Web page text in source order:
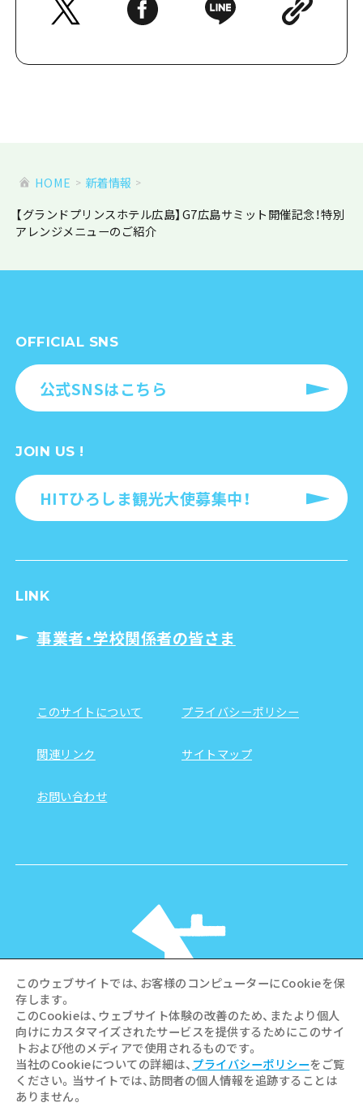
HOME
新着情報
【グランドプリンスホテル広島】G7広島サミット開催記念！特別
アレンジメニューのご紹介
OFFICIAL SNS
公式SNSはこちら
JOIN US !
HITひろしま観光大使募集中！
LINK
事業者・学校関係者の皆さま
このサイトについて プライバシーポリシー
関連リンク サイトマップ
お問い合わせ
©Hiroshima Tourism Association /
Hiroshima Prefecture / Hiroshima City .
All rights reserved
このウェブサイトでは、お客様のコンピューターにCookieを保
存します。
このCookieは、ウェブサイト体験の改善のため、またより個人
向けにカスタマイズされたサービスを提供するためにこのサイ
トおよび他のメディアで使用されるものです。
当社のCookieについての詳細は、 プライバシーポリシーをご覧
ください。当サイトでは、訪問者の個人情報を追跡することは
ありません。